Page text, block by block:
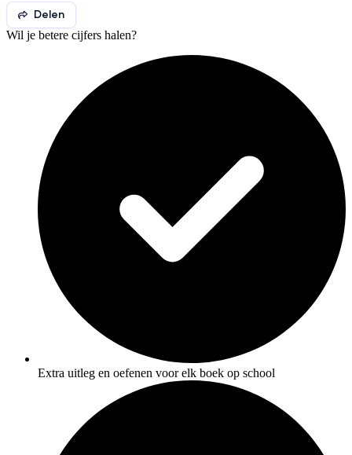
Delen
Wil je betere cijfers halen?
Extra uitleg en oefenen voor elk boek op school